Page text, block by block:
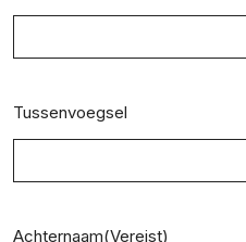
Tussenvoegsel
Achternaam(Vereist)